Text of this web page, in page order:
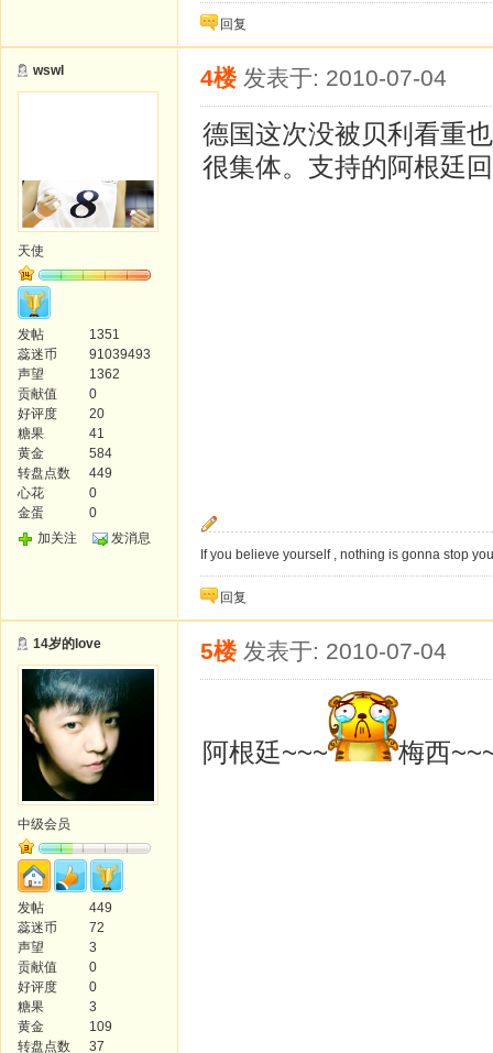
回复
wswl
天使
发帖
1351
蕊迷币
91039493
声望
1362
贡献值
0
好评度
20
糖果
41
黄金
584
转盘点数
449
心花
0
金蛋
0
加关注
发消息
4楼 发表于: 2010-07-04
德国这次没被贝利看重
很集体。支持的阿根廷
If you believe yourself , nothing is gonna stop
回复
14岁的love
中级会员
发帖
449
蕊迷币
72
声望
3
贡献值
0
好评度
0
糖果
3
黄金
109
转盘点数
37
5楼 发表于: 2010-07-04
阿根廷~~~ 梅西